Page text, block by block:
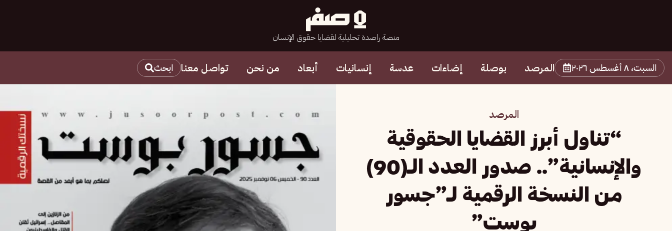
منصة راصدة تحليلية لقضايا حقوق الإنسان
السبت، ٨ أغسطس ٢٠٢٦ المرصد بوصلة إضاءات عدسة إنسانيات أبعاد من نحن تواصل معنا ابحث
المرصد
“تناول أبرز القضايا الحقوقية
والإنسانية”.. صدور العدد الـ(90)
من النسخة الرقمية لـ”جسور
بوست”